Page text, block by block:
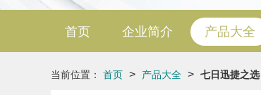
首页 企业简介 产品大全
当前位置： 首页 > 产品大全 > 七日迅捷之